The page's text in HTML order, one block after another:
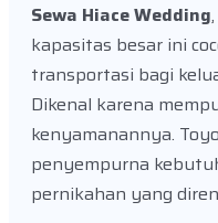
Sewa Hiace Wedding
kapasitas besar ini
transportasi bagi
Dikenal karena
kenyamanannya.
penyempurna
pernikahan yang